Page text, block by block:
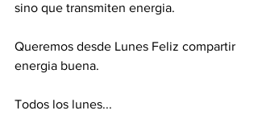
sino que transmiten energia.
Queremos desde Lunes Feliz compartir
energia buena.
Todos los lunes...